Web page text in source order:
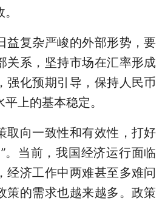
复杂严峻的外部形势，要
关系，坚持市场在汇率形成
强化预期引导，保持人民币
上的基本稳定。
向一致性和有效性，打好
。当前，我国经济运行面临
经济工作中两难甚至多难问
策的需求也越来越多。政策